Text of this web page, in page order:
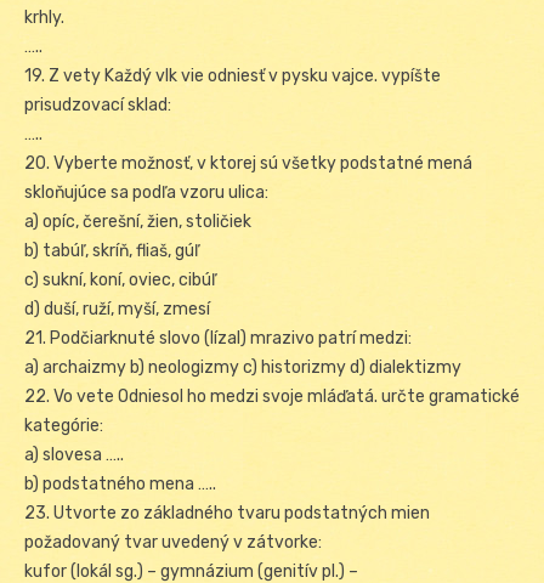
krhly.
…..
19. Z vety Každý vlk vie odniesť v pysku vajce. vypíšte
prisudzovací sklad:
…..
20. Vyberte možnosť, v ktorej sú všetky podstatné mená
skloňujúce sa podľa vzoru ulica:
a) opíc, čerešní, žien, stoličiek
b) tabúľ, skríň, fliaš, gúľ
c) sukní, koní, oviec, cibúľ
d) duší, ruží, myší, zmesí
21. Podčiarknuté slovo (lízal) mrazivo patrí medzi:
a) archaizmy b) neologizmy c) historizmy d) dialektizmy
22. Vo vete Odniesol ho medzi svoje mláďatá. určte gramatické
kategórie:
a) slovesa …..
b) podstatného mena …..
23. Utvorte zo základného tvaru podstatných mien
požadovaný tvar uvedený v zátvorke:
kufor (lokál sg.) – gymnázium (genitív pl.) –